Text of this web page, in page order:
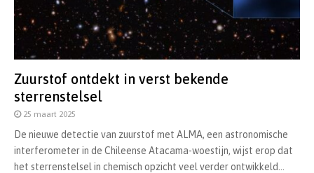
Zuurstof ontdekt in verst bekende
sterrenstelsel
25 maart 2025
De nieuwe detectie van zuurstof met ALMA, een astronomische
interferometer in de Chileense Atacama-woestijn, wijst erop dat
het sterrenstelsel in chemisch opzicht veel verder ontwikkeld...